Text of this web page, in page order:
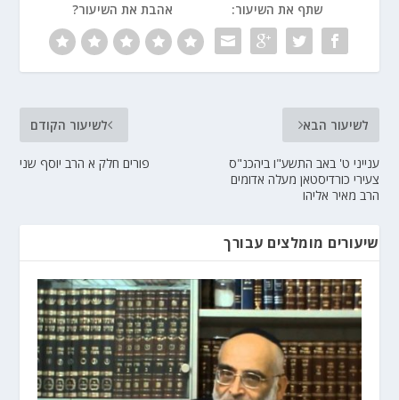
שתף את השיעור: אהבת את השיעור?
לשיעור הקודם
פורים חלק א הרב יוסף שני
לשיעור הבא
ענייני ט' באב התשע"ו ביהכנ"ס
צעירי כורדיסטאן מעלה אדומים
הרב מאיר אליהו
שיעורים מומלצים עבורך